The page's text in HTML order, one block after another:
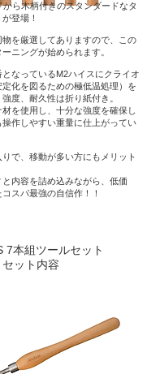
から木柄付きのスタンダードなタ
登場！
を厳選してありますので、この
ニングが始められます。
なっているM2ハイスにクライオ
化を図るための極低温処理）を
度、耐久性は折り紙付き。
を使用し、十分な強度を確保し
作しやすい重量に仕上がってい
で、移動が多い方にもメリット
内容を詰め込みながら、低価
スパ最強の自信作！！
7本組ツールセット
セット内容